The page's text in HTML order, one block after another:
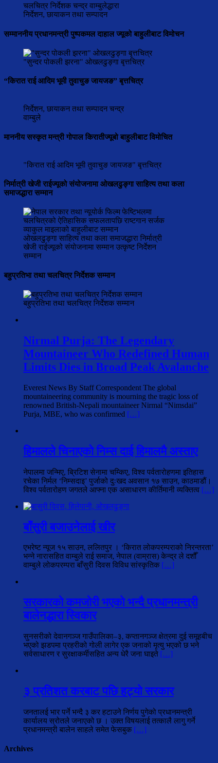
चलचित्र निर्देशक चन्द्र वाम्बुलेद्धारा
निर्देशन, छायाकन तथा सम्पादन
सम्माननीय प्रधानमन्त्री पुष्पकमल दाहाल ज्यूको बाहुलीबाट विमोचन
"सुन्दर पोकली झरना" ओखलढुङ्गा बृत्तचित्र
“किरात राई आदिम भूमी तुवाचुङ जायजङ” बृत्तचित्र
निर्देशन, छायाकन तथा सम्पादन चन्द्र
वाम्बुले
माननीय सस्कृत मन्त्री गोपाल किरातीज्यूबो बाहुलीबाट विमोचित
"किरात राई आदिम भूमी तुवाचुङ जायजङ" बृत्तचित्र
निर्मात्री खेजी राईज्यूको संयोजनामा ओखलढुङ्गा साहित्य तथा कला
समाजद्धारा सम्मान
ओखलढुङ्गा साहित्य तथा कला समाजद्धारा निर्मात्री
खेजी राईज्यूको संयोजनामा सम्मान उत्कृष्ट निर्देशन
सम्मान
बहुप्रतिभा तथा चलचित्र निर्देशक सम्मान
बहुप्रतिभा तथा चलचित्र निर्देशक सम्मान
Nirmal Purja: The Legendary
Mountaineer Who Redefined Human
Limits Dies in Broad Peak Avalanche
Everest News By Staff Correspondent The global
mountaineering community is mourning the tragic loss of
renowned British-Nepali mountaineer Nirmal “Nimsdai”
Purja, MBE, who was confirmed […]
हिमालले चिनाएको निम्स दाई हिमालमै अस्ताए
नेपालमा जन्मिए, ब्रिटिश सेनामा चम्किए, विश्व पर्वतारोहणमा इतिहास
रचेका निर्मल ‘निम्सदाइ’ पुर्जाको दुःखद अवसान १७ साउन, काठमाडौं।
विश्व पर्वतारोहण जगतले आफ्ना एक असाधारण कीर्तिमानी व्यक्तित्व […]
बाँसुरी बजाउनेलाई खीर
एभरेष्ट न्यूज १५ साउन, ललितपुर । ‘किरात लोकपरम्पराको निरन्तरता’
भन्ने नारासहित वाम्बुले राई समाज, नेपाल (वाम्रास) केन्द्र ले दशौँ
वाम्बुले लोकपरम्परा बाँसुरी दिवस विविध सांस्कृतिक […]
सरकारको कमजोरी भएको भन्दै प्रधानमन्त्री
बालेनद्धारा स्विकार
सुनसरीको देवानगञ्ज गाउँपालिका–३, कप्तानगञ्ज क्षेत्रमा दुई समूहबीच
भएको झडपमा प्रहरीको गोली लागेर एक जनाको मृत्यु भएको छ भने
सर्वसाधारण र सुरक्षाकर्मीसहित अन्य धेरै जना घाइते […]
३ प्रतिशत करबाट पछि हट्यो सरकार
जनतालई भार पर्ने भन्दै ३ कर हटाउने निर्णय पुगेको प्रधानमन्त्री
कार्यालय स्रोतले जनाएको छ । उक्त विषयलाई तत्कालै लागु गर्ने
प्रधानमन्त्री बालेन साहले समेत फेसबुक […]
Archives